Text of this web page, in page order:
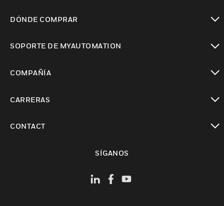
DÓNDE COMPRAR
SOPORTE DE MYAUTOMATION
COMPAÑÍA
CARRERAS
CONTACT
SÍGANOS